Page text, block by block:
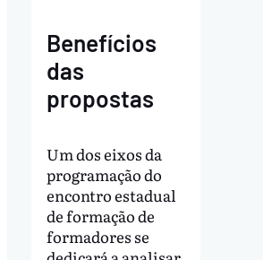
Benefícios
das
propostas
Um dos eixos da
programação do
encontro estadual
de formação de
formadores se